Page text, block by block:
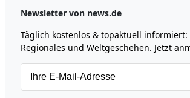
Newsletter von news.de
Täglich kostenlos & topaktuell
Regionales und Weltgeschehen. Jetzt